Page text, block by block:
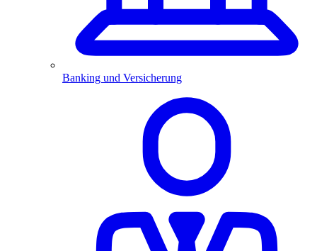
Banking und Versicherung